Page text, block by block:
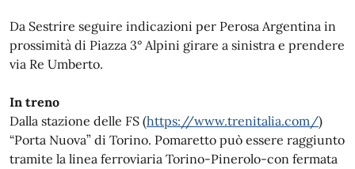
Da Sestrire seguire indicazioni per Perosa Argentina in
prossimità di Piazza 3° Alpini girare a sinistra e prendere
via Re Umberto.
In treno
Dalla stazione delle FS (https://www.trenitalia.com/)
“Porta Nuova” di Torino. Pomaretto può essere raggiunto
tramite la linea ferroviaria Torino-Pinerolo-con fermata